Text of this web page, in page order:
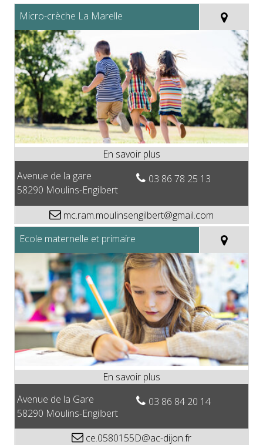
Micro-crèche La Marelle
Avenue de la gare
58290 Moulins-Engilbert
03 86 78 25 13
mc.ram.moulinsengilbert@gmail.com
Ecole maternelle et primaire
Avenue de la Gare
58290 Moulins-Engilbert
03 86 84 20 14
ce.0580155D@ac-dijon.fr